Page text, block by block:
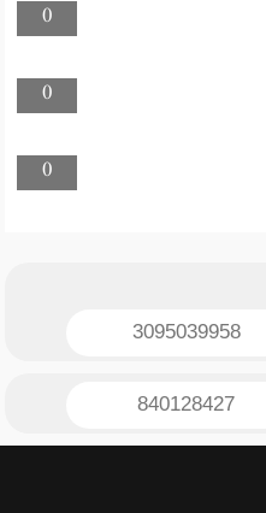
0
0
0
3095039958
840128427